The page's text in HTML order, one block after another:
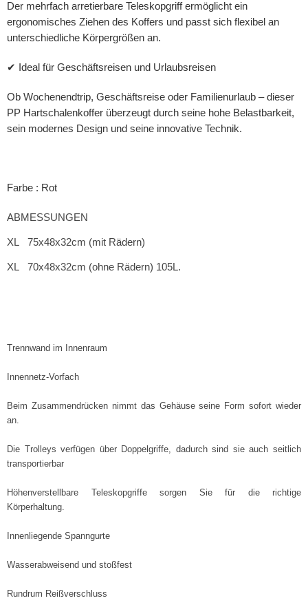
Der mehrfach arretierbare Teleskopgriff ermöglicht ein
ergonomisches Ziehen des Koffers und passt sich flexibel an
unterschiedliche Körpergrößen an.
✔ Ideal für Geschäftsreisen und Urlaubsreisen
Ob Wochenendtrip, Geschäftsreise oder Familienurlaub – dieser
PP Hartschalenkoffer überzeugt durch seine hohe Belastbarkeit,
sein modernes Design und seine innovative Technik.
Farbe : Rot
ABMESSUNGEN
XL 75x48x32cm (mit Rädern)
XL 70x48x32cm (ohne Rädern) 105L.
Trennwand im Innenraum
Innennetz-Vorfach
Beim Zusammendrücken nimmt das Gehäuse seine Form sofort wieder
an.
Die Trolleys verfügen über Doppelgriffe, dadurch sind sie auch seitlich
transportierbar
Höhenverstellbare Teleskopgriffe sorgen Sie für die richtige
Körperhaltung.
Innenliegende Spanngurte
Wasserabweisend und stoßfest
Rundrum Reißverschluss